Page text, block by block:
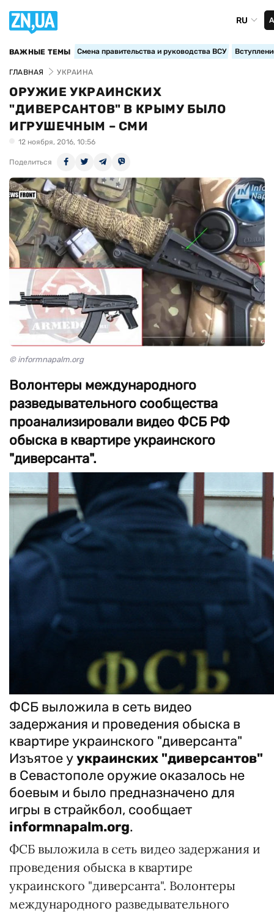
RU
ВАЖНЫЕ ТЕМЫ Смена правительства и руководства ВСУ
ГЛАВНАЯ УКРАИНА
ОРУЖИЕ УКРАИНСКИХ
"ДИВЕРСАНТОВ" В КРЫМУ БЫЛО
ИГРУШЕЧНЫМ – СМИ
12 ноября, 2016, 10:56
Поделиться
© informnapalm.org
Волонтеры международного
разведывательного сообщества
проанализировали видео ФСБ РФ
обыска в квартире украинского
"диверсанта".
ФСБ выложила в сеть видео
задержания и проведения обыска в
квартире украинского "диверсанта"
Изъятое уукраинских "диверсантов"
в Севастополе оружие оказалось не
боевым и было предназначено для
игры в страйкбол, сообщает
informnapalm.org.
ФСБ выложила в сеть видео задержания и
проведения обыска в квартире
украинского "диверсанта". Волонтеры
международного разведывательного